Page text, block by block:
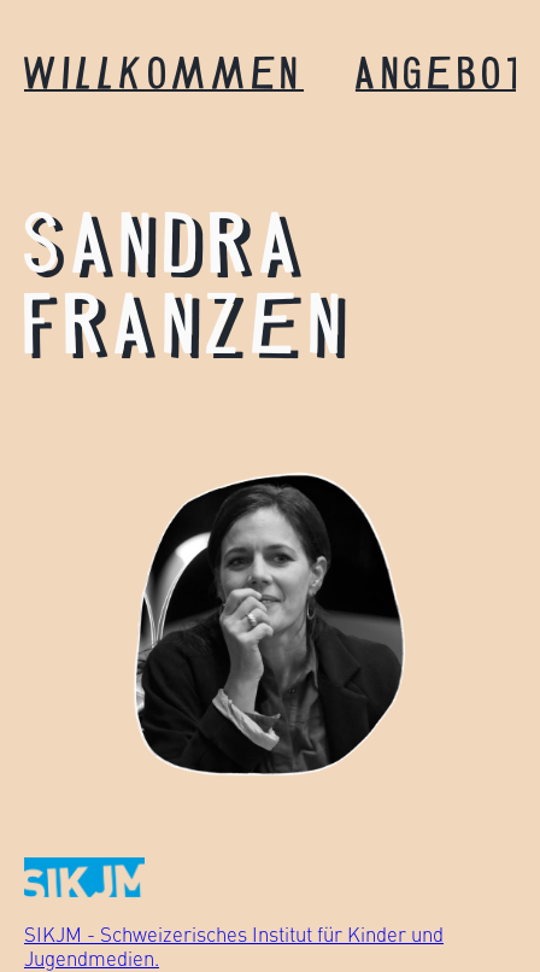
WILLKOMMEN
SANDRA
FRANZEN
SIKJM - Schweizerisches Institut für Kinder und
Jugendmedien.